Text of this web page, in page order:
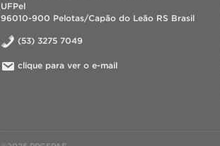
UFPel
96010-900 Pelotas/Capão do Leão RS Brasil
(53) 3275 7049
clique para ver o e-mail